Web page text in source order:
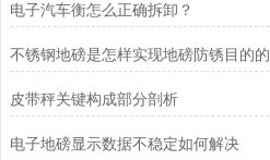
电子汽车衡怎么正确拆卸？
不锈钢地磅是怎样实现地磅防锈目的的
皮带秤关键构成部分剖析
电子地磅显示数据不稳定如何解决